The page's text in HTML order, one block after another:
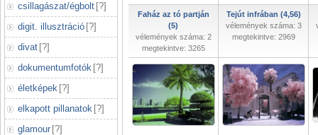
csillagászat/égbolt [?]
digit. illusztráció [?]
divat [?]
dokumentumfotók [?]
életképek [?]
elkapott pillanatok [?]
glamour [?]
Faház az tó partján
(5)
vélemények száma: 2
megtekintve: 3265
Tejút infrában (4,56)
vélemények száma: 3
megtekintve: 2969